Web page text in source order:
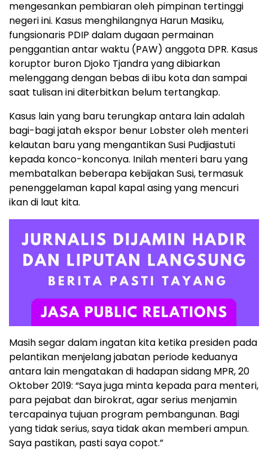
mengesankan pembiaran oleh pimpinan tertinggi
negeri ini. Kasus menghilangnya Harun Masiku,
fungsionaris PDIP dalam dugaan permainan
penggantian antar waktu (PAW) anggota DPR. Kasus
koruptor buron Djoko Tjandra yang dibiarkan
melenggang dengan bebas di ibu kota dan sampai
saat tulisan ini diterbitkan belum tertangkap.
Kasus lain yang baru terungkap antara lain adalah
bagi-bagi jatah ekspor benur Lobster oleh menteri
kelautan baru yang mengantikan Susi Pudjiastuti
kepada konco-konconya. Inilah menteri baru yang
membatalkan beberapa kebijakan Susi, termasuk
penenggelaman kapal kapal asing yang mencuri
ikan di laut kita.
Masih segar dalam ingatan kita ketika presiden pada
pelantikan menjelang jabatan periode keduanya
antara lain mengatakan di hadapan sidang MPR, 20
Oktober 2019: “Saya juga minta kepada para menteri,
para pejabat dan birokrat, agar serius menjamin
tercapainya tujuan program pembangunan. Bagi
yang tidak serius, saya tidak akan memberi ampun.
Saya pastikan, pasti saya copot.”